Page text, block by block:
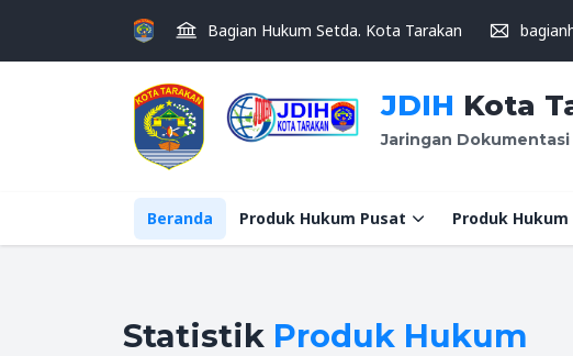
Bagian Hukum Setda. Kota Tarakan
JDIH Kota
Jaringan
Beranda Produk Hukum Pusat Produk Hukum
Statistik Produk Hukum